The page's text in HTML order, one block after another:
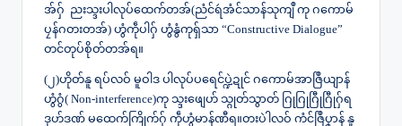
အ်ဂှ် ညးသ္ဒးပါလုပ်ထေက်တအ်(ညံင်ရဴအံင်သာန်သုကျဳ ကု ဂကောမ်
ပၠန်ဂတးတအ်) ဟွံကဵုပါဂှ် ဟွံနွံကုရှ်သာ “Constructive Dialogue”
တင်တုပ်စိုတ်တအ်ရ။
(၂)ဟိုတ်နူ ရပ်လဝ် မူဝါဒ ပါလုပ်ပရေင်ပ္ဍဲဍုင် ဂကောမ်အာဇြဳယျာန်
ဟွံဂွံ( Non-interference)ကု သ္ဒးဖျေဟ် သ္ဂုတ်သွာတ် ဂြုဂြုဂြီုဂြီုဂှ်ရ
ဒုဟ်ဒဏ် မထေက်ကြိုက်ဂှ် ကဵုဟွံမာန်ဏီရ။တးပဲါလဝ် ကံင်ဇြဳပၞာန် နူ